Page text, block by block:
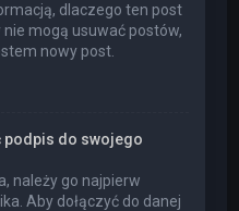
dlaczego ten post
mogą usuwać postów,
nowy post.
podpis do swojego
należy go najpierw
Aby dołączyć do danej